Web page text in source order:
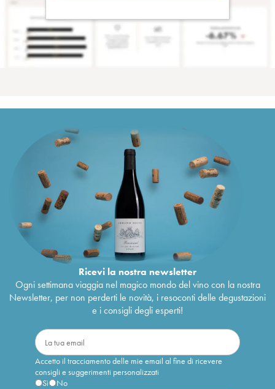
Ricevi la nostra newsletter
Ogni settimana viaggia nel magico mondo del vino con la nostra
Newsletter, per non perderti le novità, i resoconti delle degustazioni
e i consigli degli esperti!
Accetto il tracciamento delle mie email al fine di ricevere
consigli e suggerimenti personalizzati
Sì
No